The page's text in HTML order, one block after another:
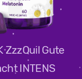
ZzzQuil Gute
INTENS